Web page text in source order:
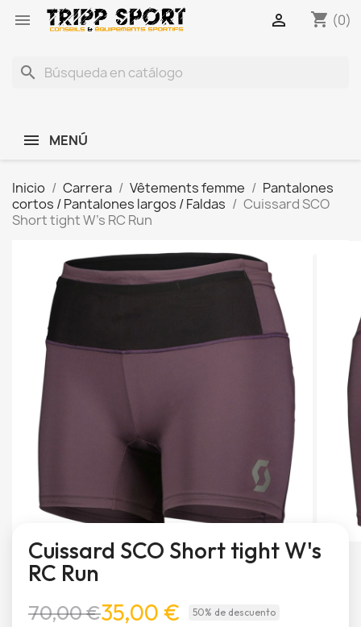
 shopping_cart (0)

search
MENÚ
Inicio Carrera Vêtements femme
Pantalones
cortos / Pantalones largos / Faldas
Cuissard SCO
Short tight W's RC Run
Cuissard SCO Short tight W's
RC Run
70,00 €35,00 € 50% de descuento